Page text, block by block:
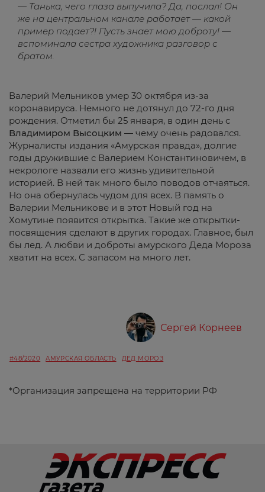
— Танька, чего глаза выпучила? Да, послал! Он
же на центральном канале работает — какой
пример подает?! Пусть знает мою доброту! —
вспоминала сестра художника разговор с
братом.
Валерий Мельников умер 30 октября из-за
коронавируса. Немного не дотянул до 72-го дня
рождения. Отметил бы 25 января, в один день с
Владимиром Высоцким — чему очень радовался.
Журналисты издания «Амурская правда», долгие
годы дружившие с Валерием Константиновичем, в
некрологе назвали его жизнь удивительной
историей. В ней так много было поводов отчаяться.
Но она обернулась чудом для всех. В память о
Валерии Мельникове и в этот Новый год на
Хомутине появится открытка. Такие же открытки-
посвящения сделают в других городах. Главное, был
бы лед. А любви и доброты амурского Деда Мороза
хватит на всех. С запасом на много лет.
Сергей Корнеев
#48/2020 АМУРСКАЯ ОБЛАСТЬ ДЕД МОРОЗ
*Организация запрещена на территории РФ